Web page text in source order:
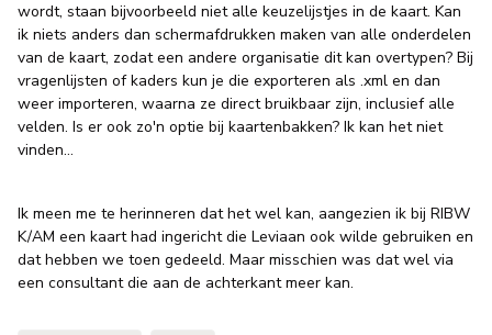
wordt, staan bijvoorbeeld niet alle keuzelijstjes in de kaart. Kan
ik niets anders dan schermafdrukken maken van alle onderdelen
van de kaart, zodat een andere organisatie dit kan overtypen? Bij
vragenlijsten of kaders kun je die exporteren als .xml en dan
weer importeren, waarna ze direct bruikbaar zijn, inclusief alle
velden. Is er ook zo'n optie bij kaartenbakken? Ik kan het niet
vinden…
Ik meen me te herinneren dat het wel kan, aangezien ik bij RIBW
K/AM een kaart had ingericht die Leviaan ook wilde gebruiken en
dat hebben we toen gedeeld. Maar misschien was dat wel via
een consultant die aan de achterkant meer kan.